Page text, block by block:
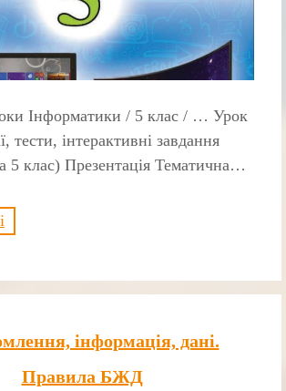
Інформатики / 5 клас / … Урок
тести, інтерактивні завдання
5 клас) Презентація Тематична…
інформація, дані.
Правила БЖД